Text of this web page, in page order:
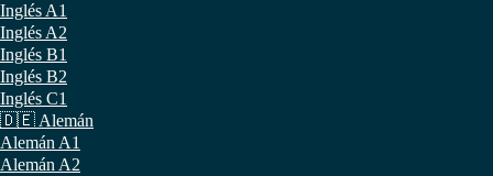
Inglés A1
Inglés A2
Inglés B1
Inglés B2
Inglés C1
🇩🇪 Alemán
Alemán A1
Alemán A2